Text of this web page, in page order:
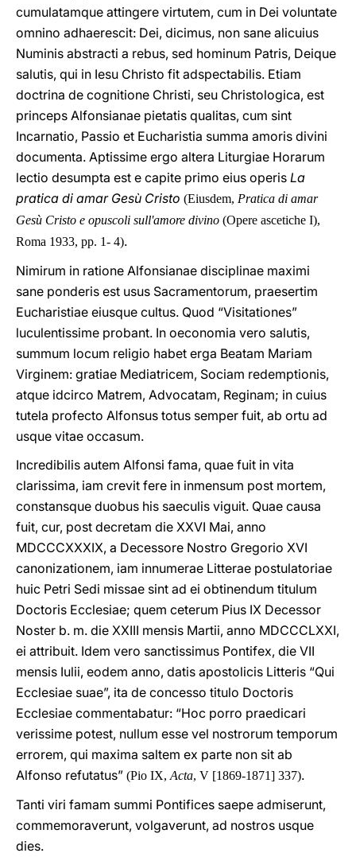
cumulatamque attingere virtutem, cum in Dei voluntate
omnino adhaerescit: Dei, dicimus, non sane alicuius
Numinis abstracti a rebus, sed hominum Patris, Deique
salutis, qui in Iesu Christo fit adspectabilis. Etiam
doctrina de cognitione Christi, seu Christologica, est
princeps Alfonsianae pietatis qualitas, cum sint
Incarnatio, Passio et Eucharistia summa amoris divini
documenta. Aptissime ergo altera Liturgiae Horarum
lectio desumpta est e capite primo eius operis La
pratica di amar Gesù Cristo (Eiusdem, Pratica di amar
Gesù Cristo e opuscoli sull'amore divino (Opere ascetiche I),
Roma 1933, pp. 1- 4).
Nimirum in ratione Alfonsianae disciplinae maximi
sane ponderis est usus Sacramentorum, praesertim
Eucharistiae eiusque cultus. Quod “Visitationes”
luculentissime probant. In oeconomia vero salutis,
summum locum religio habet erga Beatam Mariam
Virginem: gratiae Mediatricem, Sociam redemptionis,
atque idcirco Matrem, Advocatam, Reginam; in cuius
tutela profecto Alfonsus totus semper fuit, ab ortu ad
usque vitae occasum.
Incredibilis autem Alfonsi fama, quae fuit in vita
clarissima, iam crevit fere in inmensum post mortem,
constansque duobus his saeculis viguit. Quae causa
fuit, cur, post decretam die XXVI Mai, anno
MDCCCXXXIX, a Decessore Nostro Gregorio XVI
canonizationem, iam innumerae Litterae postulatoriae
huic Petri Sedi missae sint ad ei obtinendum titulum
Doctoris Ecclesiae; quem ceterum Pius IX Decessor
Noster b. m. die XXIII mensis Martii, anno MDCCCLXXI,
ei attribuit. Idem vero sanctissimus Pontifex, die VII
mensis Iulii, eodem anno, datis apostolicis Litteris “Qui
Ecclesiae suae”, ita de concesso titulo Doctoris
Ecclesiae commentabatur: “Hoc porro praedicari
verissime potest, nullum esse vel nostrorum temporum
errorem, qui maxima saltem ex parte non sit ab
Alfonso refutatus” (Pio IX, Acta, V [1869-1871] 337).
Tanti viri famam summi Pontifices saepe admiserunt,
commemoraverunt, volgaverunt, ad nostros usque
dies.